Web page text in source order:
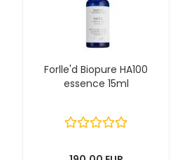
Forlle'd Biopure HA100
essence 15ml